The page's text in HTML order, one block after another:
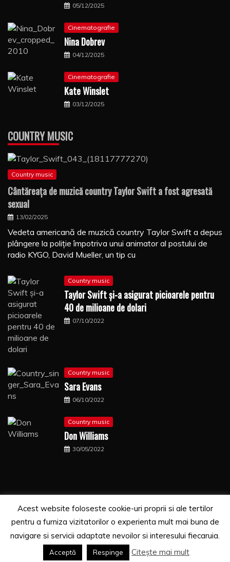
05/12/2025
Cinematografie
Nina Dobrev
04/12/2025
Cinematografie
Kate Winslet
03/12/2025
COUNTRY MUSIC
Country music
Cântăreaţa de muzică country Taylor Swift a fost agresată
sexual
13/02/2025
Vedeta americană de muzică country Taylor Swift a depus
plângere la poliţie împotriva unui animator al postului de
radio KYGO, David Mueller, un tip cu
Country music
Taylor Swift şi-a asigurat picioarele pentru
40 de milioane de dolari
07/10/2022
Country music
Sara Evans
06/10/2022
Country music
Don Williams
30/05/2022
Copyrights. © 2021 Segra Media
Proudly powered by WordPress|
Theme: Recent News
byCandid Themes
Acest website foloseste cookie-uri proprii si ale tertilor
pentru a furniza vizitatorilor o experienta mult mai buna de
navigare si servicii adaptate nevoilor si interesului fiecaruia.
Acceptă Respinge Citește mai mult